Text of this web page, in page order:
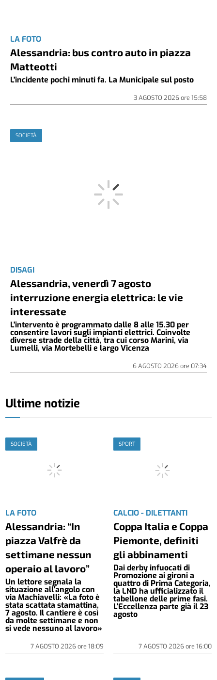
LA FOTO
Alessandria: bus contro auto in piazza
Matteotti
L'incidente pochi minuti fa. La Municipale sul posto
3 AGOSTO 2026ore 15:58
SOCIETÀ
DISAGI
Alessandria, venerdì 7 agosto
interruzione energia elettrica: le vie
interessate
L'intervento è programmato dalle 8 alle 15.30 per
consentire lavori sugli impianti elettrici. Coinvolte
diverse strade della città, tra cui corso Marini, via
Lumelli, via Mortebelli e largo Vicenza
6 AGOSTO 2026ore 07:34
Ultime notizie
SOCIETÀ
LA FOTO
Alessandria: “In
piazza Valfrè da
settimane nessun
operaio al lavoro”
Un lettore segnala la
situazione all'angolo con
via Machiavelli: «La foto è
stata scattata stamattina,
7 agosto. Il cantiere è così
da molte settimane e non
si vede nessuno al lavoro»
7 AGOSTO 2026ore 18:09
SPORT
CALCIO - DILETTANTI
Coppa Italia e Coppa
Piemonte, definiti
gli abbinamenti
Dai derby infuocati di
Promozione ai gironi a
quattro di Prima Categoria,
la LND ha ufficializzato il
tabellone delle prime fasi.
L'Eccellenza parte già il 23
agosto
7 AGOSTO 2026ore 16:00